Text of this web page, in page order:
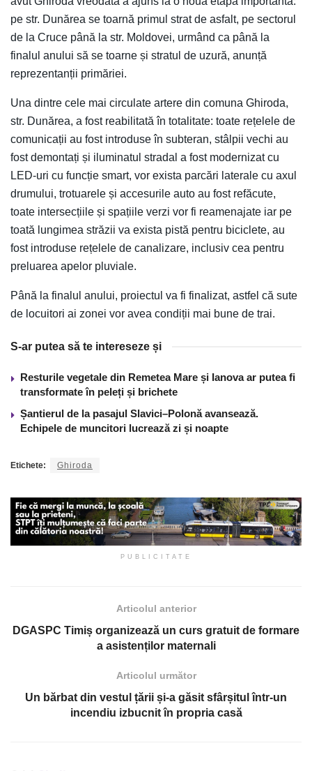
pe str. Dunărea se toarnă primul strat de asfalt, pe sectorul
de la Cruce până la str. Moldovei, urmând ca până la
finalul anului să se toarne și stratul de uzură, anunță
reprezentanții primăriei.
Una dintre cele mai circulate artere din comuna Ghiroda,
str. Dunărea, a fost reabilitată în totalitate: toate rețelele de
comunicații au fost introduse în subteran, stâlpii vechi au
fost demontați și iluminatul stradal a fost modernizat cu
LED-uri cu funcție smart, vor exista parcări laterale cu axul
drumului, trotuarele și accesurile auto au fost refăcute,
toate intersecțiile și spațiile verzi vor fi reamenajate iar pe
toată lungimea străzii va exista pistă pentru biciclete, au
fost introduse rețelele de canalizare, inclusiv cea pentru
preluarea apelor pluviale.
Până la finalul anului, proiectul va fi finalizat, astfel că sute
de locuitori ai zonei vor avea condiții mai bune de trai.
S-ar putea să te intereseze și
Resturile vegetale din Remetea Mare și Ianova ar putea fi
transformate în peleți și brichete
Șantierul de la pasajul Slavici–Polonă avansează.
Echipele de muncitori lucrează zi și noapte
Etichete: Ghiroda
PUBLICITATE
Articolul anterior
DGASPC Timiș organizează un curs gratuit de formare
a asistenților maternali
Articolul următor
Un bărbat din vestul țării și-a găsit sfârșitul într-un
incendiu izbucnit în propria casă